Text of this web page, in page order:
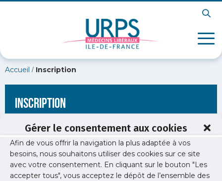
Gérer le consentement aux cookies
Afin de vous offrir la navigation la plus adaptée à vos
besoins, nous souhaitons utiliser des cookies sur ce site
avec votre consentement. En cliquant sur le bouton "Les
accepter tous", vous acceptez le dépôt de l’ensemble des
Accueil / Inscription
Inscription
[wppb-register form_name="inscription"
redirect_url="https://www.urps-med-idf.org/penurie-
dessence-les-stations-priorisees-pour-les-medecins/"]